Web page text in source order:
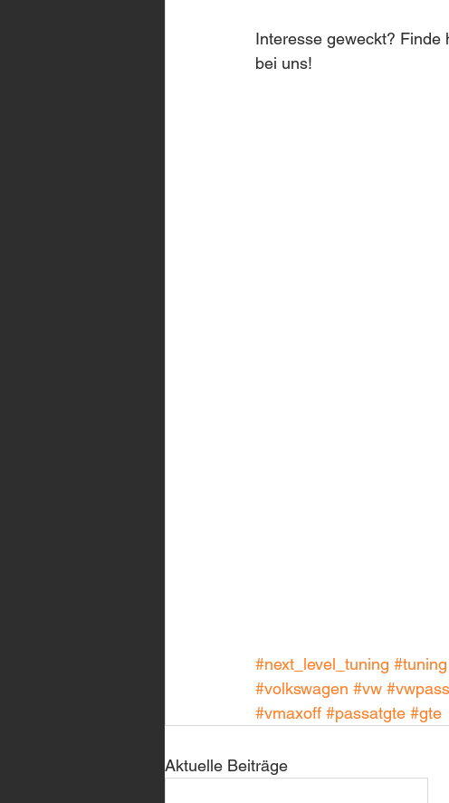
Interesse geweckt? Finde
bei uns!
#next_level_tuning #tuning
#volkswagen #vw
#vmaxoff #passatgte #gte
Aktuelle Beiträge